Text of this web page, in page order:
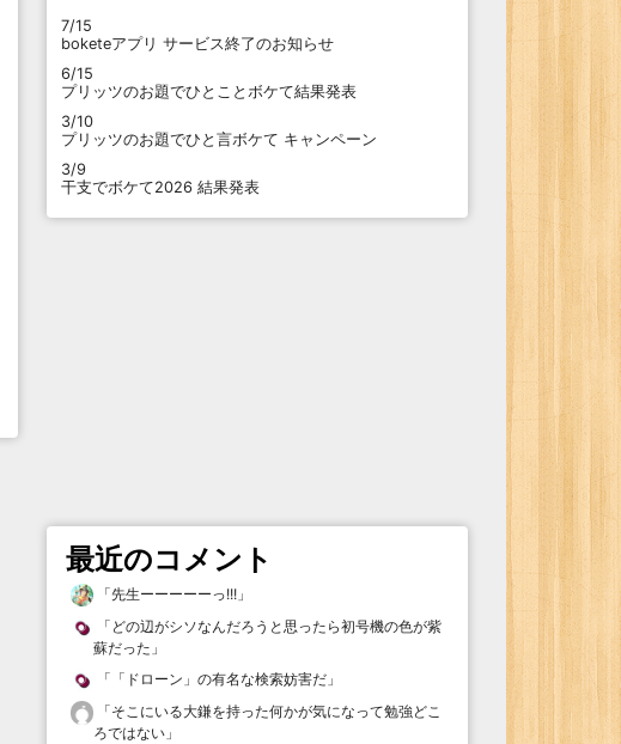
7/15
boketeアプリ サービス終了のお知らせ
6/15
プリッツのお題でひとことボケて結果発表
3/10
プリッツのお題でひと言ボケて キャンペーン
3/9
干支でボケて2026 結果発表
最近のコメント
「先生ーーーーーっ!!! 」
「 どの辺がシソなんだろうと思ったら初号機の色が紫
蘇だった 」
「 「ドローン」の有名な検索妨害だ 」
「そこにいる大鎌を持った何かが気になって勉強どこ
ろではない 」